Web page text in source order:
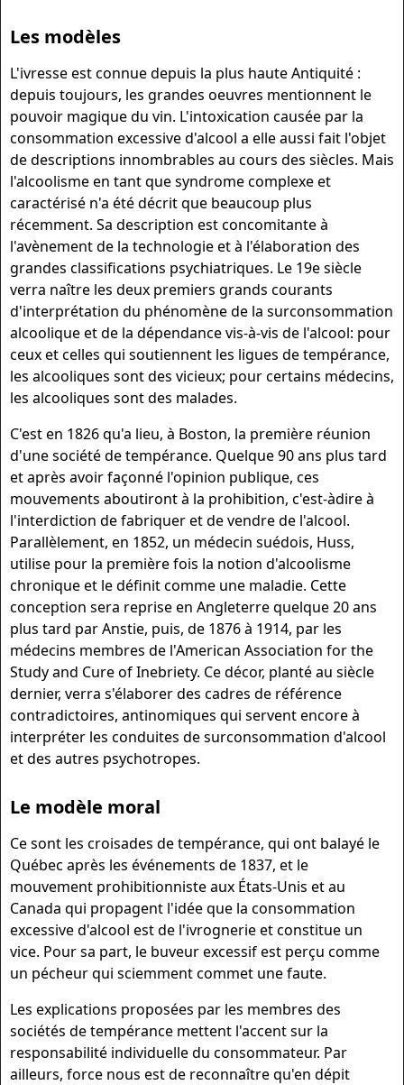
Les modèles
L'ivresse est connue depuis la plus haute Antiquité :
depuis toujours, les grandes oeuvres mentionnent le
pouvoir magique du vin. L'intoxication causée par la
consommation excessive d'alcool a elle aussi fait l'objet
de descriptions innombrables au cours des siècles. Mais
l'alcoolisme en tant que syndrome complexe et
caractérisé n'a été décrit que beaucoup plus
récemment. Sa description est concomitante à
l'avènement de la technologie et à l'élaboration des
grandes classifications psychiatriques. Le 19e siècle
verra naître les deux premiers grands courants
d'interprétation du phénomène de la surconsommation
alcoolique et de la dépendance vis-à-vis de l'alcool: pour
ceux et celles qui soutiennent les ligues de tempérance,
les alcooliques sont des vicieux; pour certains médecins,
les alcooliques sont des malades.
C'est en 1826 qu'a lieu, à Boston, la première réunion
d'une société de tempérance. Quelque 90 ans plus tard
et après avoir façonné l'opinion publique, ces
mouvements aboutiront à la prohibition, c'est-à­dire à
l'interdiction de fabriquer et de vendre de l'alcool.
Parallèlement, en 1852, un médecin suédois, Huss,
utilise pour la première fois la notion d'alcoolisme
chronique et le définit comme une maladie. Cette
conception sera reprise en Angleterre quelque 20 ans
plus tard par Anstie, puis, de 1876 à 1914, par les
médecins membres de l'American Association for the
Study and Cure of Inebriety. Ce décor, planté au siècle
dernier, verra s'élaborer des cadres de référence
contradictoires, antinomiques qui servent encore à
interpréter les conduites de surconsommation d'alcool
et des autres psychotropes.
Le modèle moral
Ce sont les croisades de tempérance, qui ont balayé le
Québec après les événements de 1837, et le
mouvement prohibitionniste aux États-Unis et au
Canada qui propagent l'idée que la consommation
excessive d'alcool est de l'ivrognerie et constitue un
vice. Pour sa part, le buveur excessif est perçu comme
un pécheur qui sciemment commet une faute.
Les explications proposées par les membres des
sociétés de tempérance mettent l'accent sur la
responsabilité individuelle du consommateur. Par
ailleurs, force nous est de reconnaître qu'en dépit